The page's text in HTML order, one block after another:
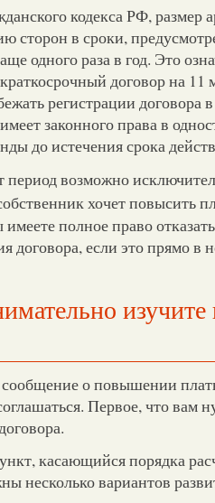
кодекса РФ,
сторон в сроки,
одного раза в год. Это
договор на 11
регистрации договора
законного права в
до истечения срока
возможно
хочет повысить
полное право
договора, если это прямо в
изучите
о повышении
Первое, что вам
касающийся порядка
несколько вариантов